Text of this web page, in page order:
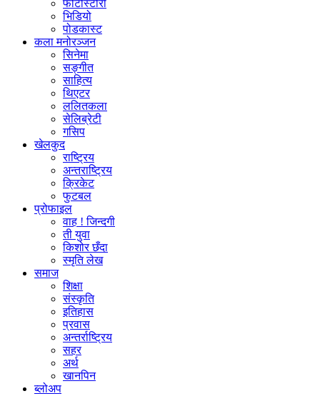
फोटोस्टोरी
भिडियो
पोडकास्ट
कला मनोरञ्जन
सिनेमा
सङ्गीत
साहित्य
थिएटर
ललितकला
सेलिब्रेटी
गसिप
खेलकुद
राष्ट्रिय
अन्तराष्ट्रिय
क्रिकेट
फुटबल
प्रोफाइल
वाह ! जिन्दगी
ती युवा
किशोर छँदा
स्मृति लेख
समाज
शिक्षा
संस्कृति
इतिहास
प्रवास
अन्तर्राष्ट्रिय
सहर
अर्थ
खानपिन
ब्लोअप